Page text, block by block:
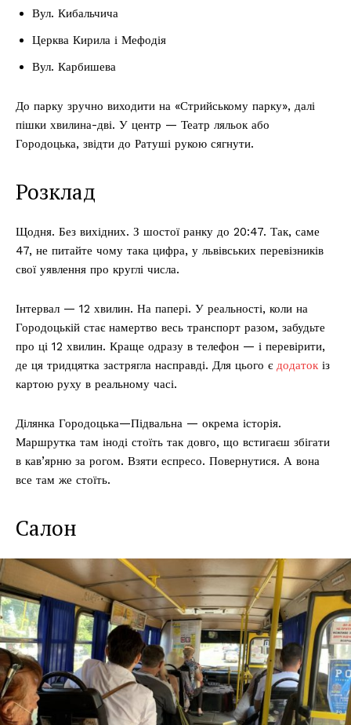
Вул. Кибальчича
Церква Кирила і Мефодія
Вул. Карбишева
До парку зручно виходити на «Стрийському парку», далі
пішки хвилина-дві. У центр — Театр ляльок або
Городоцька, звідти до Ратуші рукою сягнути.
Розклад
Щодня. Без вихідних. З шостої ранку до 20:47. Так, саме
47, не питайте чому така цифра, у львівських перевізників
свої уявлення про круглі числа.
Інтервал — 12 хвилин. На папері. У реальності, коли на
Городоцькій стає намертво весь транспорт разом, забудьте
про ці 12 хвилин. Краще одразу в телефон — і перевірити,
де ця тридцятка застрягла насправді. Для цього є додаток із
картою руху в реальному часі.
Ділянка Городоцька—Підвальна — окрема історія.
Маршрутка там іноді стоїть так довго, що встигаєш збігати
в кав’ярню за рогом. Взяти еспресо. Повернутися. А вона
все там же стоїть.
Салон